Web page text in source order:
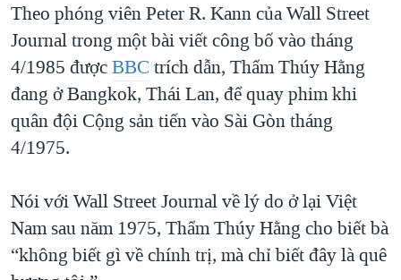
Theo phóng viên Peter R. Kann của Wall Street
Journal trong một bài viết công bố vào tháng
4/1985 đượcBBC trích dẫn, Thẩm Thúy Hằng
đang ở Bangkok, Thái Lan, để quay phim khi
quân đội Cộng sản tiến vào Sài Gòn tháng
4/1975.
Nói với Wall Street Journal về lý do ở lại Việt
Nam sau năm 1975, Thẩm Thúy Hằng cho biết bà
“không biết gì về chính trị, mà chỉ biết đây là quê